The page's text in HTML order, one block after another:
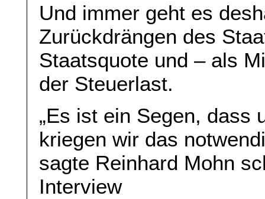
Und immer geht es
Zurückdrängen des
Staatsquote und – als
der Steuerlast.
„Es ist ein Segen, dass
kriegen wir das
sagte Reinhard Mohn
Interview